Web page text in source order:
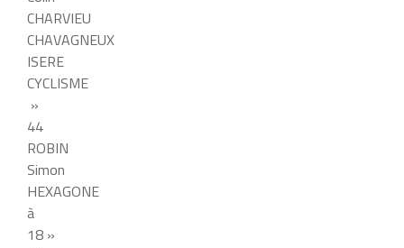
CHARVIEU
CHAVAGNEUX
ISERE
CYCLISME
»
44
ROBIN
Simon
HEXAGONE
à
18 »